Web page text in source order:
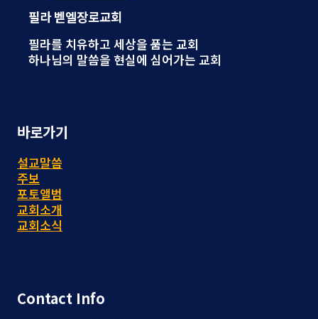
필라 벧엘장로교회
필라를 치유하고 세상을 품는 교회
하나님의 말씀을 현실에 심어가는 교회
바로가기
설교말씀
주보
포토앨범
교회소개
교회소식
Contact Info